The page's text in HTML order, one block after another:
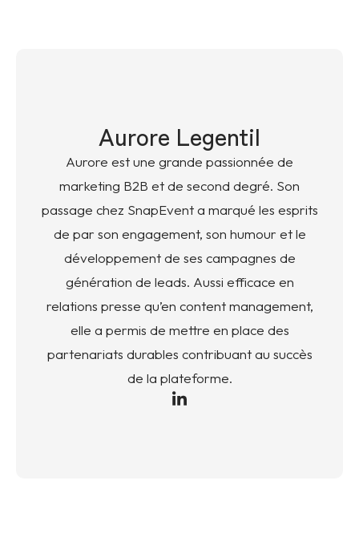
Aurore Legentil
Aurore est une grande passionnée de
marketing B2B et de second degré. Son
passage chez SnapEvent a marqué les esprits
de par son engagement, son humour et le
développement de ses campagnes de
génération de leads. Aussi efficace en
relations presse qu’en content management,
elle a permis de mettre en place des
partenariats durables contribuant au succès
de la plateforme.